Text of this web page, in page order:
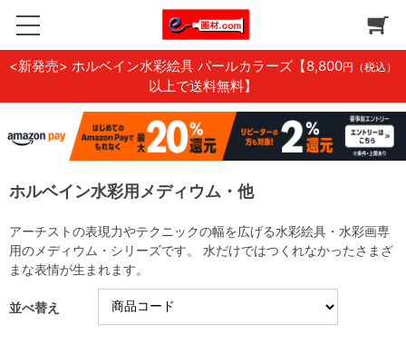
<新発売> ホルベイン水彩絵具 パールカラーズ 【8,800円（税込）
以上で送料無料】
ホルベイン水彩用メディウム・他
アーチストの表現力やテクニックの幅を広げる水彩絵具・水彩画専
用のメディウム・シリーズです。 水だけではつくれなかったさまざ
まな表情が生まれます。
並べ替え